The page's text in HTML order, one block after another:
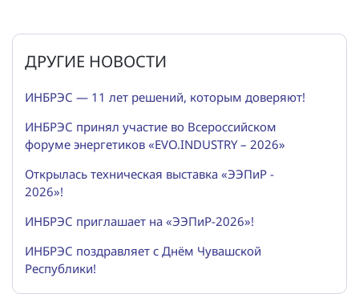
ДРУГИЕ НОВОСТИ
ИНБРЭС — 11 лет решений, которым доверяют!
ИНБРЭС принял участие во Всероссийском
форуме энергетиков «EVO.INDUSTRY – 2026»
Открылась техническая выставка «ЭЭПиР -
2026»!
ИНБРЭС приглашает на «ЭЭПиР-2026»!
ИНБРЭС поздравляет с Днём Чувашской
Республики!